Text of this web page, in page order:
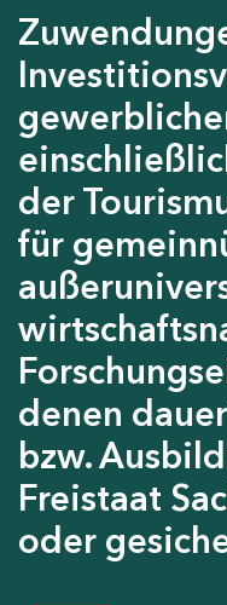
der
für
denen
bzw.
Freistaat
oder